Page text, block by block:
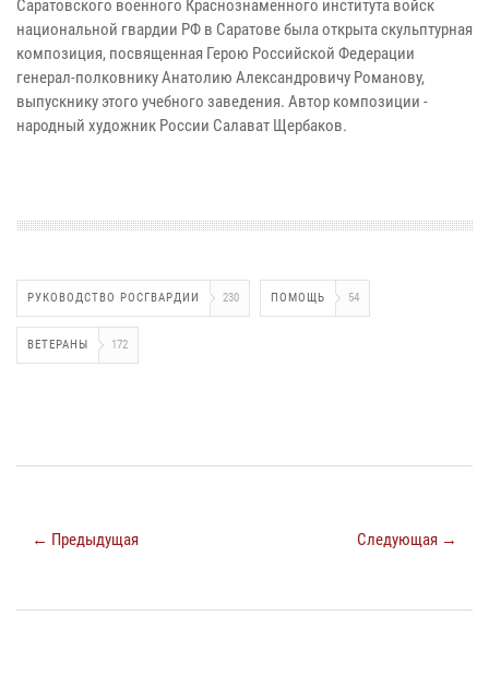
Саратовского военного Краснознаменного института войск
национальной гвардии РФ в Саратове была открыта скульптурная
композиция, посвященная Герою Российской Федерации
генерал-полковнику Анатолию Александровичу Романову,
выпускнику этого учебного заведения. Автор композиции -
народный художник России Салават Щербаков.
РУКОВОДСТВО РОСГВАРДИИ 230 ПОМОЩЬ 54
ВЕТЕРАНЫ 172
← Предыдущая Следующая →